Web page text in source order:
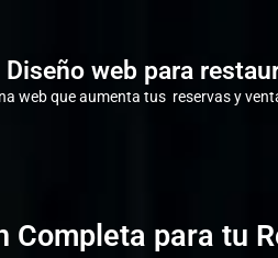
Diseño web para
web que aumenta tus reservas y
Completa para tu